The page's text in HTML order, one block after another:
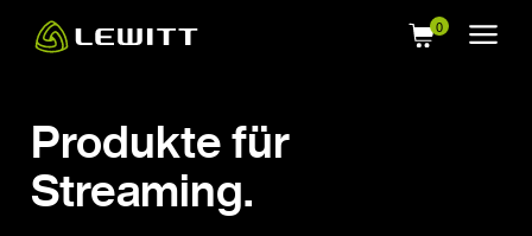
Produkte für
Streaming.